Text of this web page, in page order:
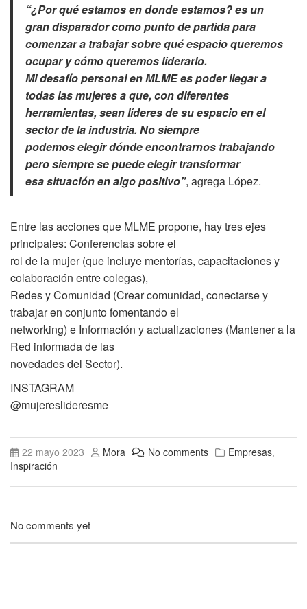
“¿Por qué estamos en donde estamos? es un
gran disparador como punto de partida para
comenzar a trabajar sobre qué espacio queremos
ocupar y cómo queremos liderarlo.
Mi desafío personal en MLME es poder llegar a
todas las mujeres a que, con diferentes
herramientas, sean líderes de su espacio en el
sector de la industria. No siempre
podemos elegir dónde encontrarnos trabajando
pero siempre se puede elegir transformar
esa situación en algo positivo”, agrega López.
Entre las acciones que MLME propone, hay tres ejes
principales: Conferencias sobre el
rol de la mujer (que incluye mentorías, capacitaciones y
colaboración entre colegas),
Redes y Comunidad (Crear comunidad, conectarse y
trabajar en conjunto fomentando el
networking) e Información y actualizaciones (Mantener a la
Red informada de las
novedades del Sector).
INSTAGRAM
@mujereslideresme
22 mayo 2023 Mora No comments Empresas,
Inspiración
No comments yet